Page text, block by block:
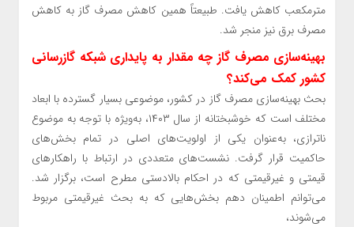
مترمکعب کاهش یافت. طبیعتاً همین کاهش مصرف گاز به کاهش
مصرف برق نیز منجر شد.
بهینه‌سازی مصرف گاز چه مقدار به پایداری شبکه گازرسانی
کشور کمک می‌کند؟
بحث بهینه‌سازی مصرف گاز در کشور، موضوعی بسیار گسترده با ابعاد
مختلف است که خوشبختانه از سال ۱۴۰۳، به‌ویژه با توجه به موضوع
ناترازی، به‌عنوان یکی از اولویت‌های اصلی در تمام بخش‌های
حاکمیت قرار گرفت. نشست‌های متعددی در ارتباط با راهکار‌های
قیمتی و غیرقیمتی که در احکام بالادستی مطرح است، برگزار شد.
می‌توانم اطمینان دهم بخش‌هایی که به بحث غیرقیمتی مربوط
می‌شوند،